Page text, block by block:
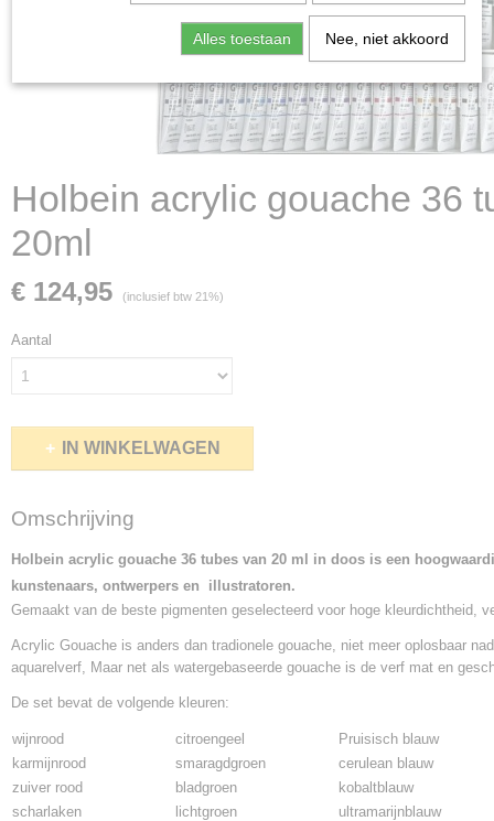
Holbein acrylic gouache 36
20ml
€ 124,95 (inclusief btw 21%)
Aantal
IN WINKELWAGEN
Omschrijving
Holbein acrylic gouache 36 tubes van 20 ml in doos is een
kunstenaars, ontwerpers en illustratoren.
Gemaakt van de beste pigmenten geselecteerd voor hoge kleurdichtheid,
Acrylic Gouache is anders dan tradionele gouache, niet meer oplosbaar
aquarelverf, Maar net als watergebaseerde gouache is de verf mat en
De set bevat de volgende kleuren:
wijnrood citroengeel
Pruisisch blauw
karmijnrood
smaragdgroen
cerulean blauw
zuiver rood
bladgroen
kobaltblauw
scharlaken lichtgroen
ultramarijnblauw
Alles toestaan Nee, niet akkoord